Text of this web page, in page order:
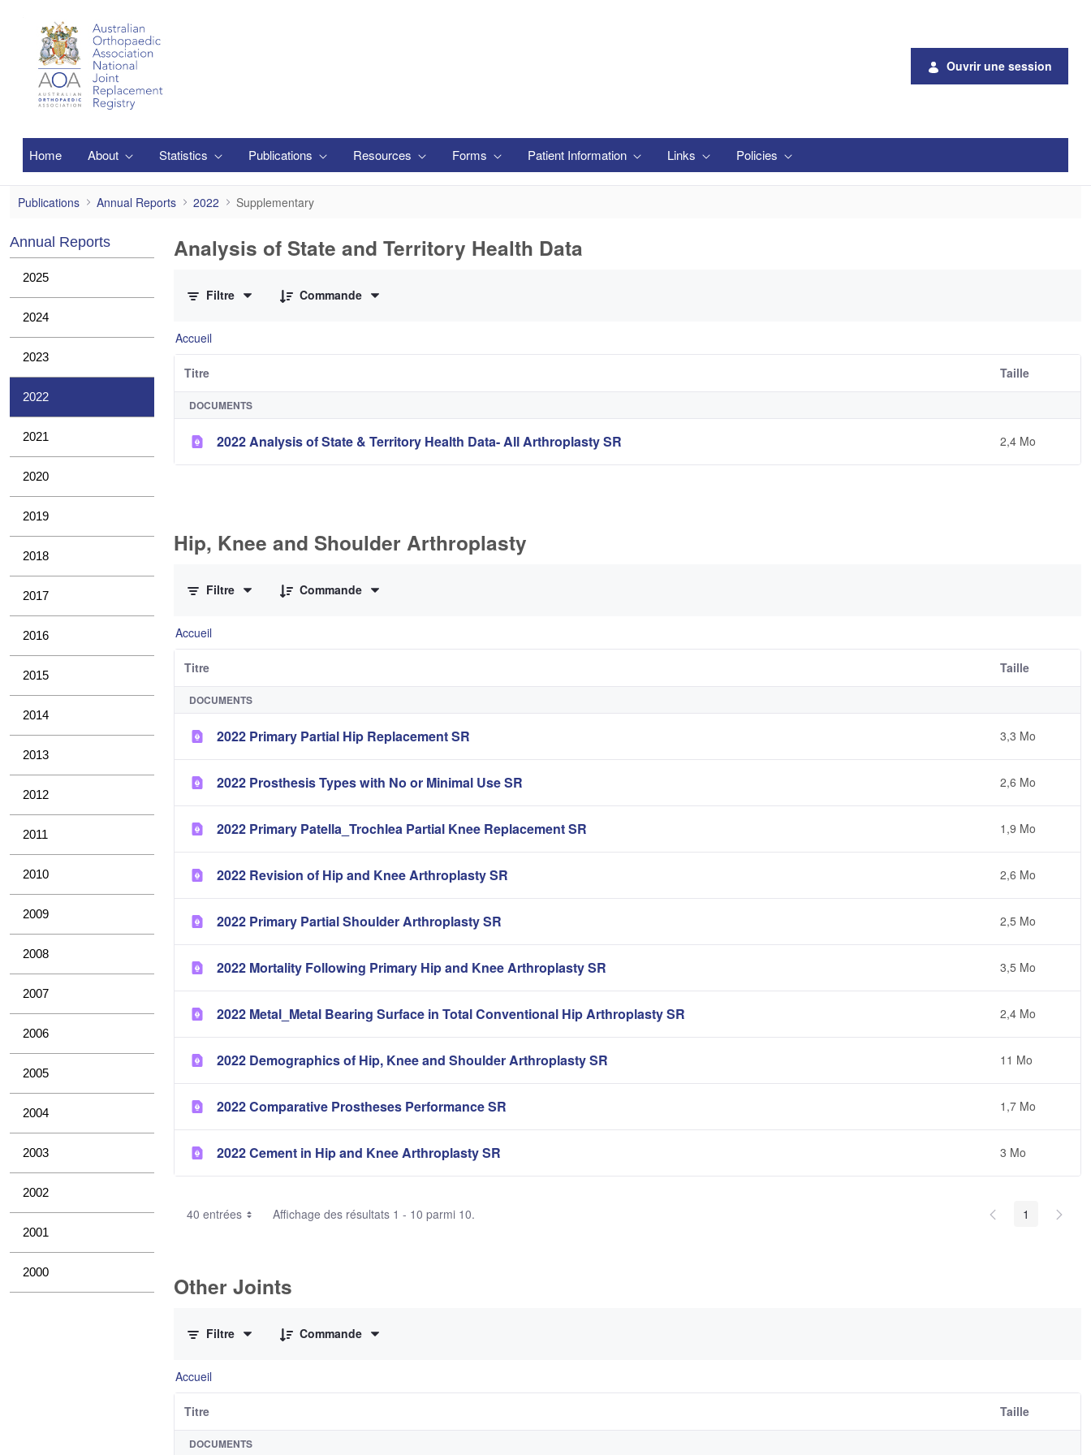
Ouvrir une session
Home About Statistics Publications Resources Forms Patient Information Links Policies
Supplementary
Publications Annual Reports 2022 Supplementary
Annual Reports
2025
2024
2023
2022
2021
2020
2019
2018
2017
2016
2015
2014
2013
2012
2011
2010
2009
2008
2007
2006
2005
2004
2003
2002
2001
2000
Analysis of State and Territory Health Data
Filtre
Commande
Accueil
Titre Taille
DOCUMENTS
2022 Analysis of State & Territory Health Data- All Arthroplasty SR 2,4 Mo
Hip, Knee and Shoulder Arthroplasty
Filtre
Commande
Accueil
Titre Taille
DOCUMENTS
2022 Primary Partial Hip Replacement SR 3,3 Mo
2022 Prosthesis Types with No or Minimal Use SR 2,6 Mo
2022 Primary Patella_Trochlea Partial Knee Replacement SR 1,9 Mo
2022 Revision of Hip and Knee Arthroplasty SR 2,6 Mo
2022 Primary Partial Shoulder Arthroplasty SR 2,5 Mo
2022 Mortality Following Primary Hip and Knee Arthroplasty SR 3,5 Mo
2022 Metal_Metal Bearing Surface in Total Conventional Hip Arthroplasty SR 2,4 Mo
2022 Demographics of Hip, Knee and Shoulder Arthroplasty SR 11 Mo
2022 Comparative Prostheses Performance SR 1,7 Mo
2022 Cement in Hip and Knee Arthroplasty SR 3 Mo
40 entrées Affichage des résultats 1 - 10 parmi 10. 1
Other Joints
Filtre
Commande
Accueil
Titre Taille
DOCUMENTS